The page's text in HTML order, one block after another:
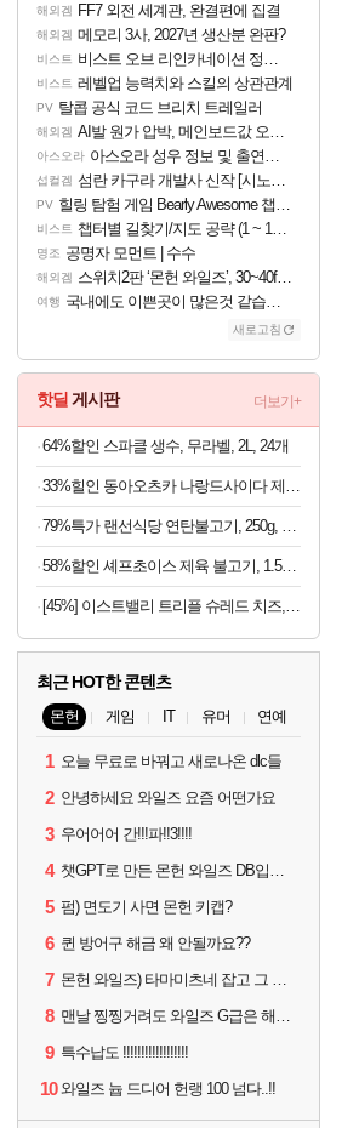
해외겜 FF7 외전 세계관, 완결편에 집결
해외겜 메모리 3사, 2027년 생산분 완판?
비스트 비스트 오브 리인카네이션 정보/공략글 모음
비스트 레벨업 능력치와 스킬의 상관관계
PV 탈콥 공식 코드 브리치 트레일러
해외겜 AI발 원가 압박, 메인보드값 오르나
아스오라 아스오라 성우 정보 및 출연작 모음
섭컬겜 섬란 카구라 개발사 신작 [시노비 넥서스] 연내 출시 예정
PV 힐링 탐험 게임 Bearly Awesome 챕터 1 트레일러
비스트 챕터별 길찾기/지도 공략 (1 ~ 12장)
명조 공명자 모먼트 | 수수
해외겜 스위치2판 ‘몬헌 와일즈’, 30~40fps 목표 추정
여행 국내에도 이쁜곳이 많은것 같습니다
새로고침
핫딜 게시판 더보기+
64%할인 스파클 생수, 무라벨, 2L, 24개
33%힐인 동아오츠카 나랑드사이다 제로, 오리지널, 345ml, 24개
79%특가 랜선식당 연탄불고기, 250g, 4개
58%할인 셰프초이스 제육 불고기, 1.5kg, 1개
[45%] 이스트밸리 트리플 슈레드 치즈, 1kg, 1개
최근 HOT한 콘텐츠
몬헌 게임 IT 유머 연예
1 오늘 무료로 바꿔고 새로나온 dlc들
2 안녕하세요 와일즈 요즘 어떤가요
3 우어어어 간!!!파!!3!!!!
4 챗GPT로 만든 몬헌 와일즈 DB입니다.
5 펌) 면도기 사면 몬헌 키캡?
6 퀸 방어구 해금 왜 안될까요??
7 몬헌 와일즈) 타마미츠네 잡고 그 뒤로 안했는데 복귀하려면 뭐부터..?
8 맨날 찡찡거려도 와일즈 G급은 해야하니까 접속 jpg
9 특수납도 !!!!!!!!!!!!!!!!!!
10 와일즈 늅 드디어 헌랭 100 넘다..!!